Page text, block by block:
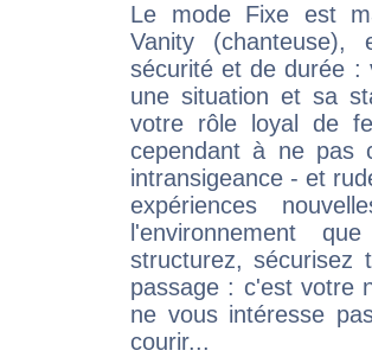
Le mode Fixe est
Vanity
sécurité et de durée :
une situation et sa
votre rôle loyal de
cependant à ne pas
intransigeance - et
expériences
l'environnement
structurez, sécurisez
passage : c'est votre
ne vous intéresse
courir...